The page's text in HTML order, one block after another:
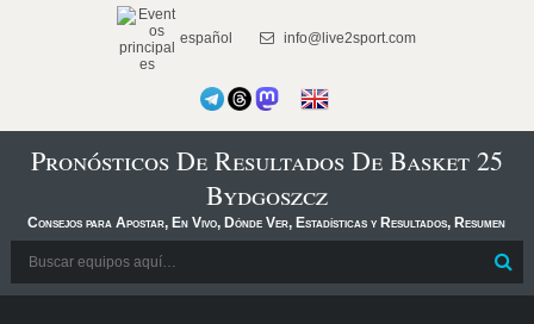
español info@live2sport.com
Pronósticos De Resultados De Basket 25
Bydgoszcz
Consejos para Apostar, En Vivo, Dónde Ver, Estadísticas y Resultados, Resumen